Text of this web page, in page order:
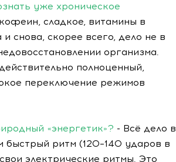
уже хроническое
сладкое, витамины в
снова, скорее всего, дело не в
организма.
полноценный,
переключение режимов
«энергетик»? - Всё дело в
ритм (120–140 ударов в
электрические ритмы. Это